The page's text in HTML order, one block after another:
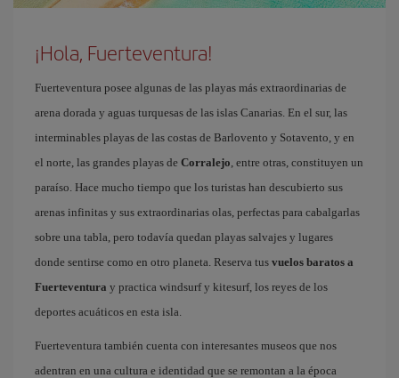
¡Hola, Fuerteventura!
Fuerteventura posee algunas de las playas más extraordinarias de
arena dorada y aguas turquesas de las islas Canarias. En el sur, las
interminables playas de las costas de Barlovento y Sotavento, y en
el norte, las grandes playas de Corralejo, entre otras, constituyen un
paraíso. Hace mucho tiempo que los turistas han descubierto sus
arenas infinitas y sus extraordinarias olas, perfectas para cabalgarlas
sobre una tabla, pero todavía quedan playas salvajes y lugares
donde sentirse como en otro planeta. Reserva tus vuelos baratos a
Fuerteventura y practica windsurf y kitesurf, los reyes de los
deportes acuáticos en esta isla.
Fuerteventura también cuenta con interesantes museos que nos
adentran en una cultura e identidad que se remontan a la época